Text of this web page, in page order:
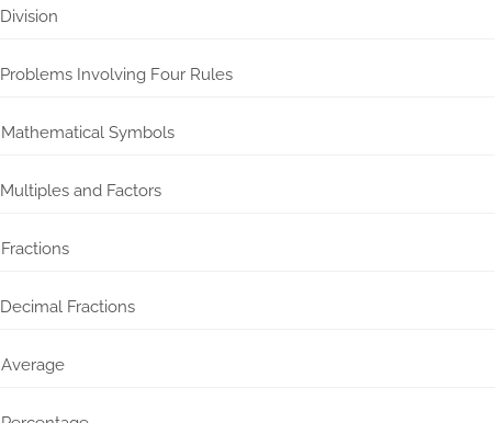
Division
Problems Involving Four Rules
Mathematical Symbols
Multiples and Factors
Fractions
Decimal Fractions
Average